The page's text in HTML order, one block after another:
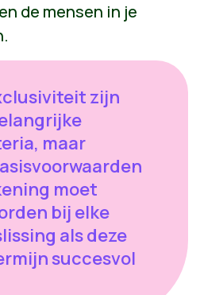
de mensen in je
zijn
maar
moet
bij elke
als deze
succesvol